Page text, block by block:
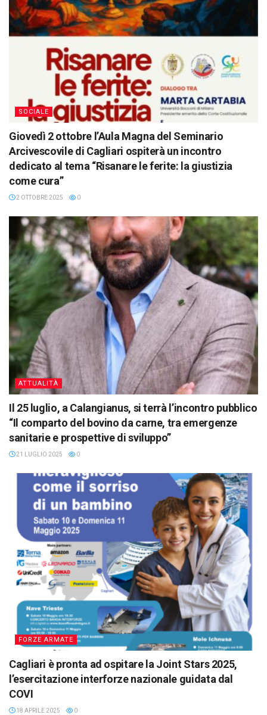
SOCIALE
Giovedì 2 ottobre l’Aula Magna del Seminario
Arcivescovile di Cagliari ospiterà un incontro
dedicato al tema “Risanare le ferite: la giustizia
come cura”
2 OTTOBRE 2025 0
ATTUALITÀ
Il 25 luglio, a Calangianus, si terrà l’incontro pubblico
“Il comparto del bovino da carne, tra emergenze
sanitarie e prospettive di sviluppo”
21 LUGLIO 2025 0
FORZE ARMATE
Cagliari è pronta ad ospitare la Joint Stars 2025,
l’esercitazione interforze nazionale guidata dal
COVI
18 APRILE 2025 0